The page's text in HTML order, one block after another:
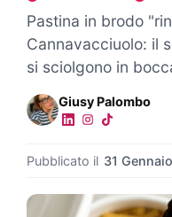
Pastina in brodo
Cannavacciuolo: il
si sciolgono in
Giusy Palombo
Pubblicato il 31